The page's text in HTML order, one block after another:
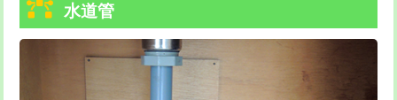
給水管工事※（ライニング鋼管・銅
管・ポリ管・HT管使用/3ｍまで)
給水管工事※（ライニング鋼管・銅
管・ポリ管・HT管使用/3ｍ超え)
トーラー機使用/3mまで
追加トーラー機使用/3m超え
33,000円
水道管